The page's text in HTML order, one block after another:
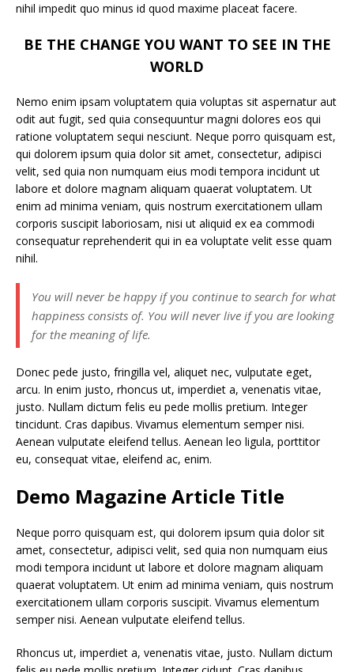
nihil impedit quo minus id quod maxime placeat facere.
BE THE CHANGE YOU WANT TO SEE IN THE
WORLD
Nemo enim ipsam voluptatem quia voluptas sit aspernatur aut
odit aut fugit, sed quia consequuntur magni dolores eos qui
ratione voluptatem sequi nesciunt. Neque porro quisquam est,
qui dolorem ipsum quia dolor sit amet, consectetur, adipisci
velit, sed quia non numquam eius modi tempora incidunt ut
labore et dolore magnam aliquam quaerat voluptatem. Ut
enim ad minima veniam, quis nostrum exercitationem ullam
corporis suscipit laboriosam, nisi ut aliquid ex ea commodi
consequatur reprehenderit qui in ea voluptate velit esse quam
nihil.
You will never be happy if you continue to search for what
happiness consists of. You will never live if you are looking
for the meaning of life.
Donec pede justo, fringilla vel, aliquet nec, vulputate eget,
arcu. In enim justo, rhoncus ut, imperdiet a, venenatis vitae,
justo. Nullam dictum felis eu pede mollis pretium. Integer
tincidunt. Cras dapibus. Vivamus elementum semper nisi.
Aenean vulputate eleifend tellus. Aenean leo ligula, porttitor
eu, consequat vitae, eleifend ac, enim.
Demo Magazine Article Title
Neque porro quisquam est, qui dolorem ipsum quia dolor sit
amet, consectetur, adipisci velit, sed quia non numquam eius
modi tempora incidunt ut labore et dolore magnam aliquam
quaerat voluptatem. Ut enim ad minima veniam, quis nostrum
exercitationem ullam corporis suscipit. Vivamus elementum
semper nisi. Aenean vulputate eleifend tellus.
Rhoncus ut, imperdiet a, venenatis vitae, justo. Nullam dictum